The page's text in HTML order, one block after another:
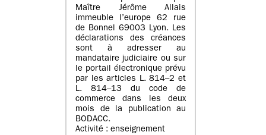
Maître Jérôme Allais
immeuble l’europe 62 rue
de Bonnel 69003 Lyon. Les
déclarations des créances
sont à adresser au
mandataire judiciaire ou sur
le portail électronique prévu
par les articles L. 814–2 et
L. 814–13 du code de
commerce dans les deux
mois de la publication au
BODACC.
Activité : enseignement